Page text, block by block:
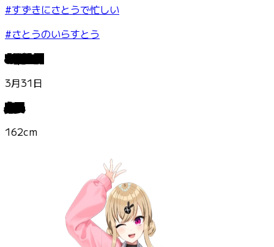
#すずきにさとうで忙しい
#さとうのいらすとう
お誕生日
3月31日
身長
162cm